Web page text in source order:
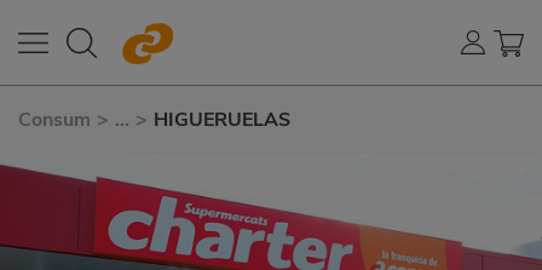
Consum > ... > HIGUERUELAS